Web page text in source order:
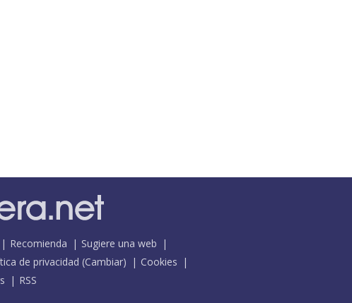
Recomienda
Sugiere una web
de privacidad (Cambiar)
Cookies
RSS